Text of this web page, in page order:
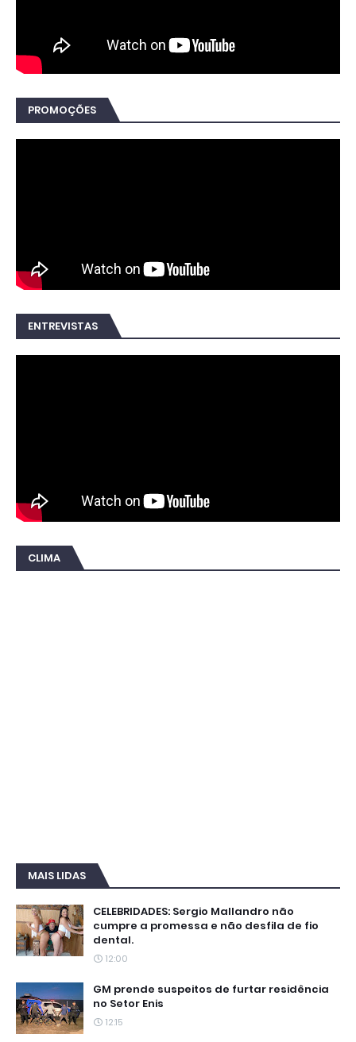
PROMOÇÕES
ENTREVISTAS
CLIMA
MAIS LIDAS
CELEBRIDADES: Sergio Mallandro não
cumpre a promessa e não desfila de fio
dental.
12:00
GM prende suspeitos de furtar residência
no Setor Enis
12:15